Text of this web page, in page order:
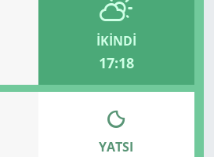
İKINDI
17:18
YATSI